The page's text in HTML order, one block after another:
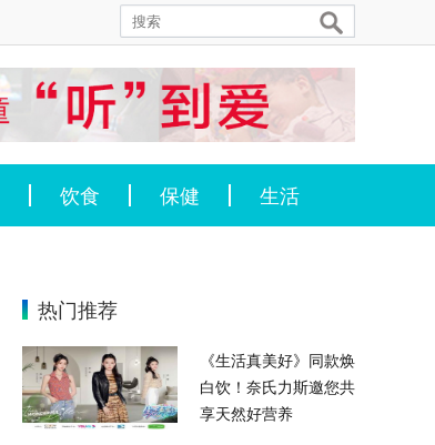
饮食 保健 生活
热门推荐
《生活真美好》同款焕
白饮！奈氏力斯邀您共
享天然好营养